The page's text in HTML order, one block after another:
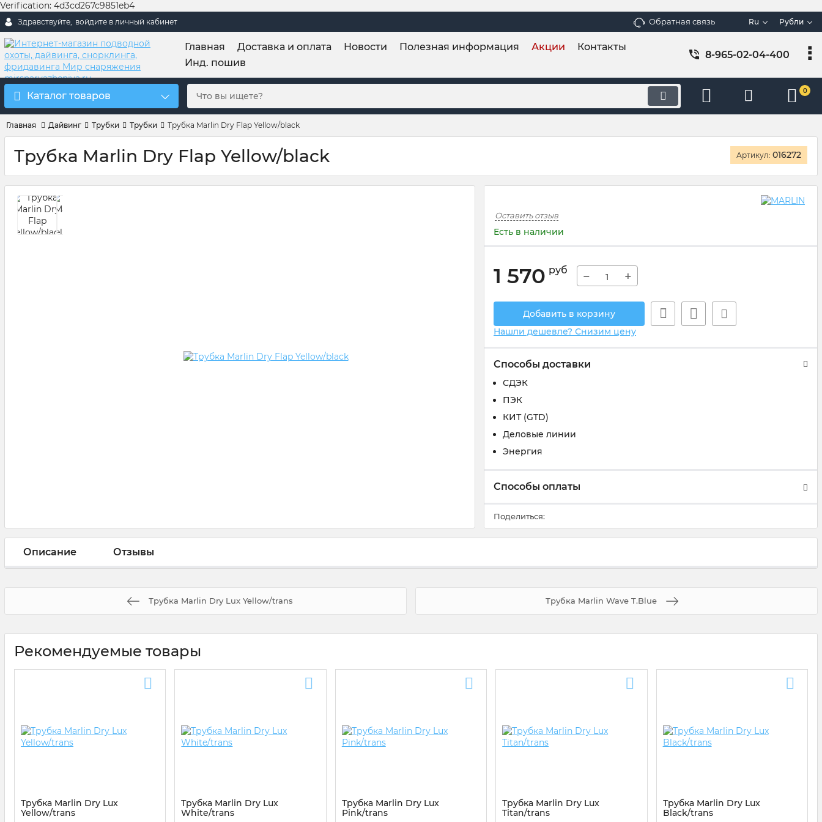
Verification: 4d3cd267c9851eb4
Здравствуйте, войдите в личный кабинет Обратная связь Ru Рубли
Главная Доставка и оплата Новости Полезная информация Акции
Контакты
Инд. пошив
8-965-02-04-400
Каталог товаров 0
Главная Дайвинг Трубки Трубки Трубка Marlin Dry Flap Yellow/black
Трубка Marlin Dry Flap Yellow/black Артикул: 016272
Оставить отзыв
Есть в наличии
1 570 руб − +
Добавить в корзину
Нашли дешевле? Снизим цену
Способы доставки
СДЭК
ПЭК
КИТ (GTD)
Деловые линии
Энергия
Способы оплаты
Поделиться:
Описание Отзывы
Трубка Marlin Dry Lux Yellow/trans Трубка Marlin Wave T.Blue
Рекомендуемые товары
Трубка Marlin Dry Lux
Yellow/trans
Трубка Marlin Dry Lux
White/trans
Трубка Marlin Dry Lux
Pink/trans
Трубка Marlin Dry Lux
Titan/trans
Трубка Marlin Dry Lux
Black/trans